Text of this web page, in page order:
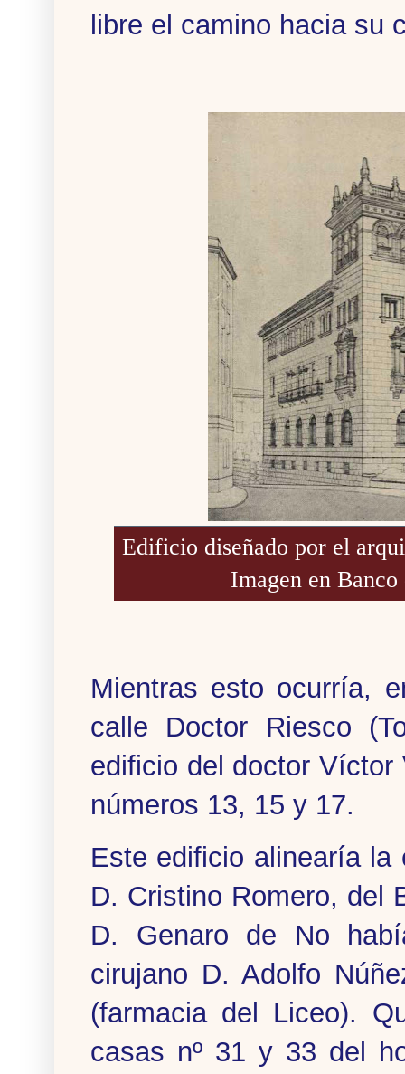
libre el camino hacia su
Edificio diseñado por el
Imagen en
Mientras esto ocurría,
calle Doctor Riesco
edificio del doctor
números 13, 15 y 17.
Este edificio alinearía
D. Cristino Romero, del
D. Genaro de No
cirujano D. Adolfo
(farmacia del Liceo).
casas nº 31 y 33 del